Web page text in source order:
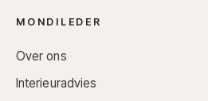
MONDILEDER
Over ons
Interieuradvies